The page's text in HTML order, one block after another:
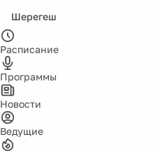
Шерегеш
Расписание
Программы
Новости
Ведущие